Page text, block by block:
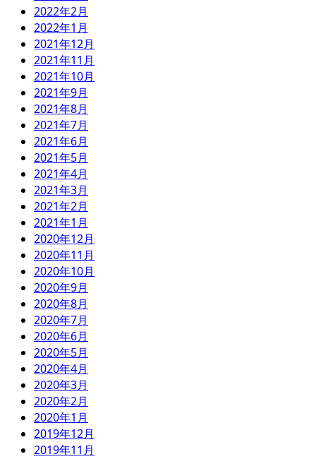
2022年2月
2022年1月
2021年12月
2021年11月
2021年10月
2021年9月
2021年8月
2021年7月
2021年6月
2021年5月
2021年4月
2021年3月
2021年2月
2021年1月
2020年12月
2020年11月
2020年10月
2020年9月
2020年8月
2020年7月
2020年6月
2020年5月
2020年4月
2020年3月
2020年2月
2020年1月
2019年12月
2019年11月